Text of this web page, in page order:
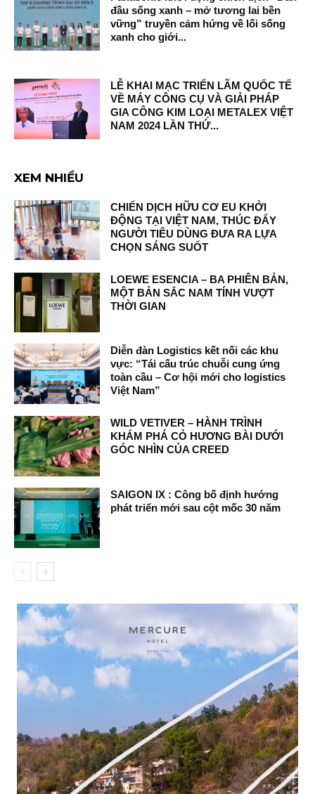
đầu sống xanh – mở tương lai bền
vững” truyền cảm hứng về lối sống
xanh cho giới...
LỄ KHAI MẠC TRIỂN LÃM QUỐC TẾ
VỀ MÁY CÔNG CỤ VÀ GIẢI PHÁP
GIA CÔNG KIM LOẠI METALEX VIỆT
NAM 2024 LẦN THỨ...
XEM NHIỀU
CHIẾN DỊCH HỮU CƠ EU KHỞI
ĐỘNG TẠI VIỆT NAM, THÚC ĐẨY
NGƯỜI TIÊU DÙNG ĐƯA RA LỰA
CHỌN SÁNG SUỐT
LOEWE ESENCIA – BA PHIÊN BẢN,
MỘT BẢN SẮC NAM TÍNH VƯỢT
THỜI GIAN
Diễn đàn Logistics kết nối các khu
vực: “Tái cấu trúc chuỗi cung ứng
toàn cầu – Cơ hội mới cho logistics
Việt Nam”
WILD VETIVER – HÀNH TRÌNH
KHÁM PHÁ CỎ HƯƠNG BÀI DƯỚI
GÓC NHÌN CỦA CREED
SAIGON IX : Công bố định hướng
phát triển mới sau cột mốc 30 năm